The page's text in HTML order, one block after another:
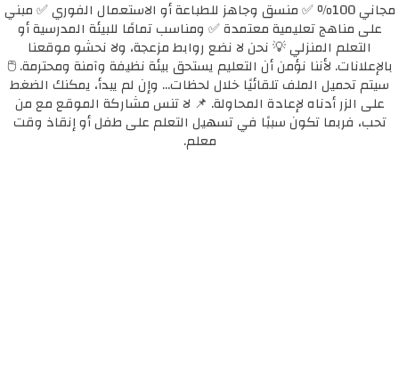
مجاني 100٪ ✅ منسق وجاهز للطباعة أو الاستعمال الفوري ✅ مبني
على مناهج تعليمية معتمدة ✅ ومناسب تمامًا للبيئة المدرسية أو
التعلم المنزلي 💡 نحن لا نضع روابط مزعجة، ولا نحشو موقعنا
بالإعلانات. لأننا نؤمن أن التعليم يستحق بيئة نظيفة وآمنة ومحترمة. 🖱️
سيتم تحميل الملف تلقائيًا خلال لحظات... وإن لم يبدأ، يمكنك الضغط
على الزر أدناه لإعادة المحاولة. 📌 لا تنس مشاركة الموقع مع من
تحب، فربما تكون سببًا في تسهيل التعلم على طفل أو إنقاذ وقت
معلم.